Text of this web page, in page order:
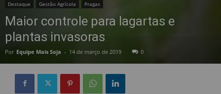
Destaque Gestão Agrícola Pragas
Maior controle para lagartas e
plantas invasoras
Por Equipe Mais Soja - 14 de março de 2019 0